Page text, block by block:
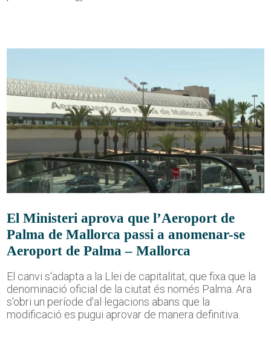
El Ministeri aprova que l’Aeroport de
Palma de Mallorca passi a anomenar-se
Aeroport de Palma – Mallorca
El canvi s'adapta a la Llei de capitalitat, que fixa que la
denominació oficial de la ciutat és només Palma. Ara
s'obri un període d'al·legacions abans que la
modificació es pugui aprovar de manera definitiva.